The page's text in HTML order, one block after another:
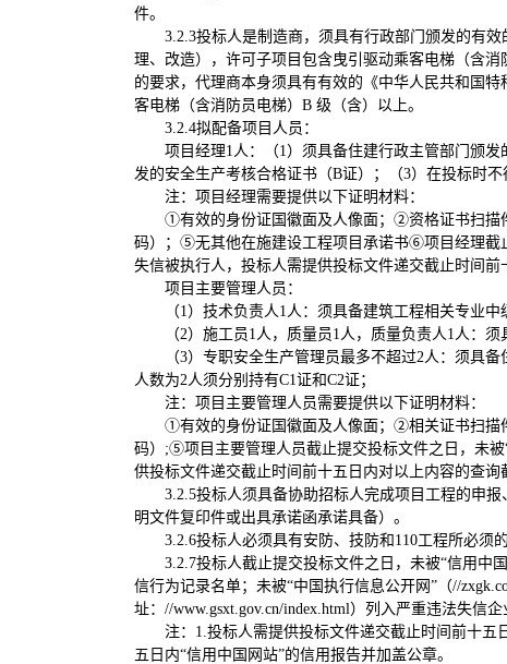
件。
3.2.3投标人是制造商，须具有行政部门颁发的有
理、改造），许可子项目包含曳引驱动乘客电梯（含
的要求，代理商本身须具有有效的《中华人民共和国
客电梯（含消防员电梯）B 级（含）以上。
3.2.4拟配备项目人员：
项目经理1人：（1）须具备住建行政主管部门颁
发的安全生产考核合格证书（B证）；（3）在投标时
注：项目经理需要提供以下证明材料：
①有效的身份证国徽面及人像面；②资格证书扫描
码）；⑤无其他在施建设工程项目承诺书⑥项目经理截
失信被执行人，投标人需提供投标文件递交截止时间前
项目主要管理人员：
（1）技术负责人1人：须具备建筑工程相关专业中
（2）施工员1人，质量员1人，质量负责人1人：须
（3）专职安全生产管理员最多不超过2人：须具
人数为2人须分别持有C1证和C2证；
注：项目主要管理人员需要提供以下证明材料：
①有效的身份证国徽面及人像面；②相关证书扫描
码）;⑤项目主要管理人员截止提交投标文件之日，未被
供投标文件递交截止时间前十五日内对以上内容的查询
3.2.5投标人须具备协助招标人完成项目工程的申
明文件复印件或出具承诺函承诺具备）。
3.2.6投标人必须具有安防、技防和110工程所必须
3.2.7投标人截止提交投标文件之日，未被“信用中
信行为记录名单；未被“中国执行信息公开网”（//
址：//www.gsxt.gov.cn/index.html）列入严重违法失信企
注：1.投标人需提供投标文件递交截止时间前十
五日内“信用中国网站”的信用报告并加盖公章。